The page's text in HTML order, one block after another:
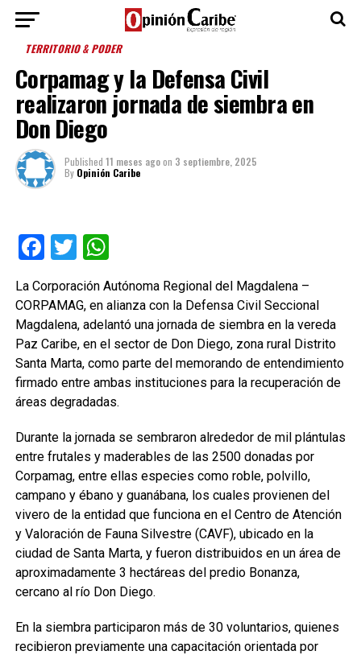
TERRITORIO & PODER
Corpamag y la Defensa Civil
realizaron jornada de siembra en
Don Diego
Published 11 meses agoon 3 septiembre, 2025
By Opinión Caribe
Facebook
TwitterWhatsApp
La Corporación Autónoma Regional del Magdalena –
CORPAMAG, en alianza con la Defensa Civil Seccional
Magdalena, adelantó una jornada de siembra en la vereda
Paz Caribe, en el sector de Don Diego, zona rural Distrito
Santa Marta, como parte del memorando de entendimiento
firmado entre ambas instituciones para la recuperación de
áreas degradadas.
Durante la jornada se sembraron alrededor de mil plántulas
entre frutales y maderables de las 2500 donadas por
Corpamag, entre ellas especies como roble, polvillo,
campano y ébano y guanábana, los cuales provienen del
vivero de la entidad que funciona en el Centro de Atención
y Valoración de Fauna Silvestre (CAVF), ubicado en la
ciudad de Santa Marta, y fueron distribuidos en un área de
aproximadamente 3 hectáreas del predio Bonanza,
cercano al río Don Diego.
En la siembra participaron más de 30 voluntarios, quienes
recibieron previamente una capacitación orientada por